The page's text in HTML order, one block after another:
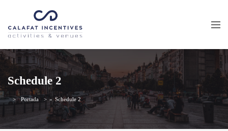
Schedule 2
Portada » Schedule 2